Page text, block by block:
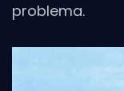
problema.